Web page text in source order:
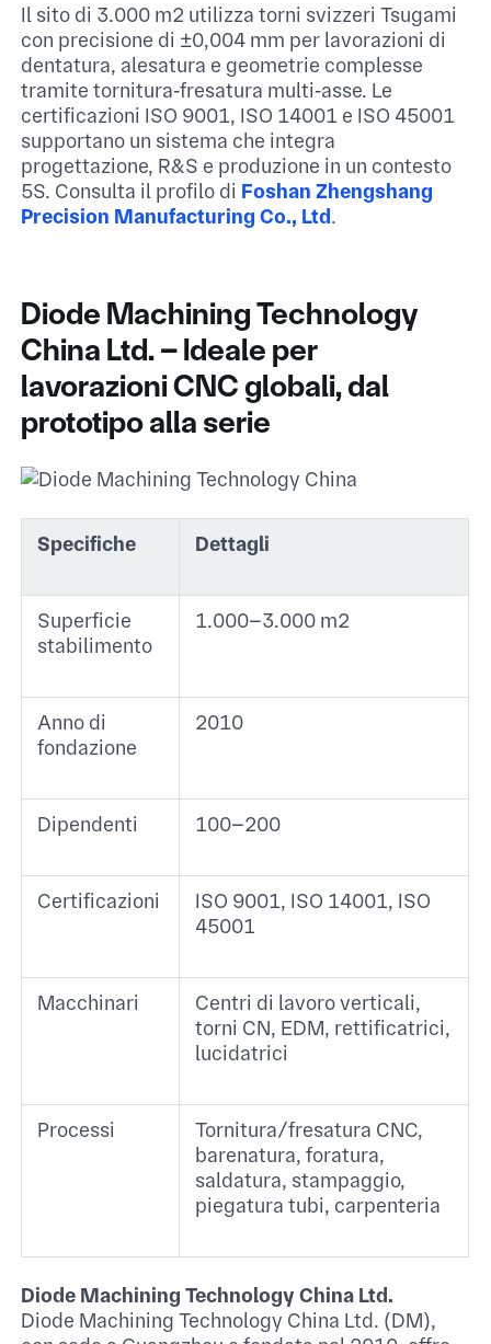
Il sito di 3.000 m² utilizza torni svizzeri Tsugami
con precisione di ±0,004 mm per lavorazioni di
dentatura, alesatura e geometrie complesse
tramite tornitura‑fresatura multi‑asse. Le
certificazioni ISO 9001, ISO 14001 e ISO 45001
supportano un sistema che integra
progettazione, R&S e produzione in un contesto
5S.​ Consulta il profilo di Foshan Zhengshang
Precision Manufacturing Co., Ltd.​
Diode Machining Technology
China Ltd. – Ideale per
lavorazioni CNC globali, dal
prototipo alla serie
Specifiche Dettagli
Superficie
stabilimento
1.000–3.000 m² ​
Anno di
fondazione
2010 ​
Dipendenti 100–200 ​
Certificazioni
ISO 9001, ISO 14001, ISO
45001 ​
Macchinari
Centri di lavoro verticali,
torni CN, EDM, rettificatrici,
lucidatrici ​
Processi
Tornitura/fresatura CNC,
barenatura, foratura,
saldatura, stampaggio,
piegatura tubi, carpenteria ​
Diode Machining Technology China Ltd.
Diode Machining Technology China Ltd. (DM),